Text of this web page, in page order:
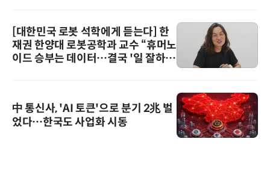
[대한민국 로봇 석학에게 듣는다] 한
재권 한양대 로봇공학과 교수 “휴머노
이드 승부는 데이터…결국 '일 잘하는
中 통신사, 'AI 토큰'으로 분기 2兆 벌
었다…한국도 사업화 시동